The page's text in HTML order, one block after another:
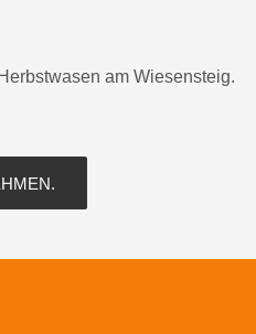
am Wiesensteig.